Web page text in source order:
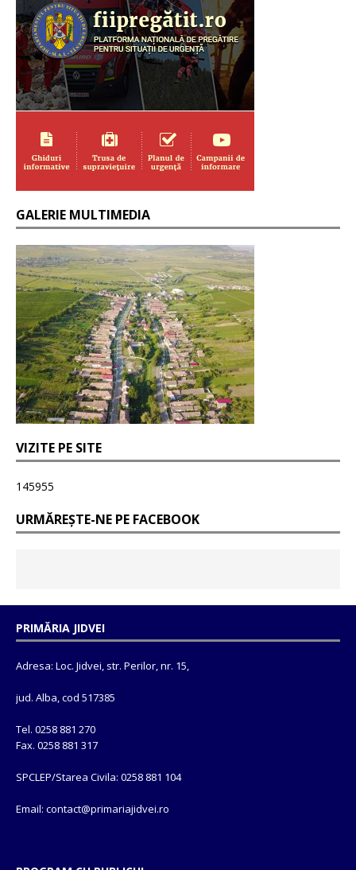
GALERIE MULTIMEDIA
VIZITE PE SITE
145955
URMĂREȘTE-NE PE FACEBOOK
PRIMĂRIA JIDVEI
Adresa: Loc. Jidvei, str. Perilor, nr. 15,
jud. Alba, cod 517385
Tel. 0258 881 270
Fax. 0258 881 317
SPCLEP/Starea Civila: 0258 881 104
Email: contact@primariajidvei.ro